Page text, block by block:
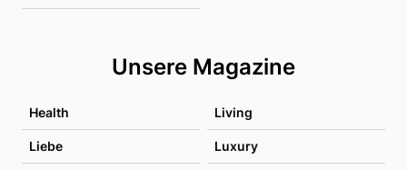
Unsere Magazine
Health Living
Liebe Luxury